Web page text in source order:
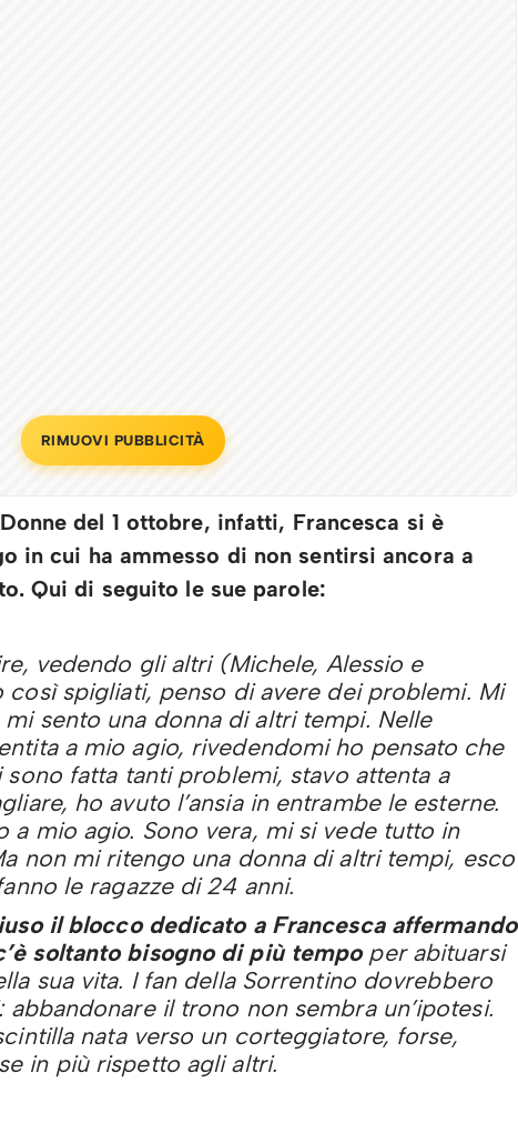
RIMUOVI PUBBLICITÀ
del 1 ottobre, infatti, Francesca si è
in cui ha ammesso di non sentirsi ancora a
Qui di seguito le sue parole:
vedendo gli altri (Michele, Alessio e
così spigliati, penso di avere dei problemi. Mi
sento una donna di altri tempi. Nelle
a mio agio, rivedendomi ho pensato che
fatta tanti problemi, stavo attenta a
ho avuto l’ansia in entrambe le esterne.
a mio agio. Sono vera, mi si vede tutto in
non mi ritengo una donna di altri tempi, esco
le ragazze di 24 anni.
il blocco dedicato a Francesca affermando
soltanto bisogno di più tempoper abituarsi
sua vita. I fan della Sorrentino dovrebbero
il trono non sembra un’ipotesi.
nata verso un corteggiatore, forse,
in più rispetto agli altri.